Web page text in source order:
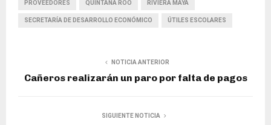
PROVEEDORES QUINTANA ROO RIVIERA MAYA
SECRETARÍA DE DESARROLLO ECONÓMICO ÚTILES ESCOLARES
NOTICIA ANTERIOR
Cañeros realizarán un paro por falta de pagos
SIGUIENTE NOTICIA